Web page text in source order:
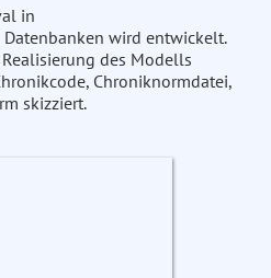
in
wird entwickelt.
des Modells
Chroniknormdatei,
skizziert.